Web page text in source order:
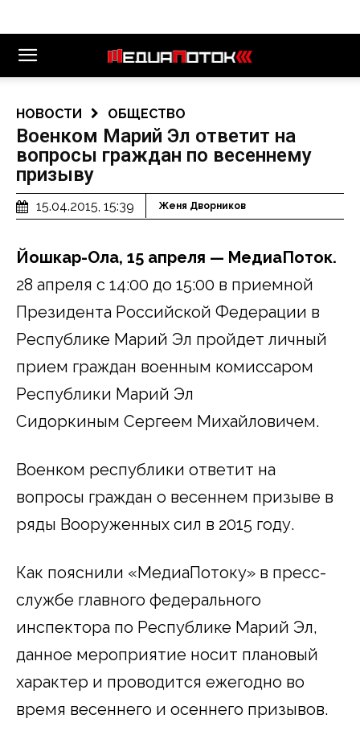
НОВОСТИ ОБЩЕСТВО
Военком Марий Эл ответит на
вопросы граждан по весеннему
призыву
15.04.2015, 15:39 Женя Дворников
Йошкар-Ола, 15 апреля — МедиаПоток.
28 апреля с 14:00 до 15:00 в приемной
Президента Российской Федерации в
Республике Марий Эл пройдет личный
прием граждан военным комиссаром
Республики Марий Эл
Сидоркиным Сергеем Михайловичем.
Военком республики ответит на
вопросы граждан о весеннем призыве в
ряды Вооруженных сил в 2015 году.
Как пояснили «МедиаПотоку» в пресс-
службе главного федерального
инспектора по Республике Марий Эл,
данное мероприятие носит плановый
характер и проводится ежегодно во
время весеннего и осеннего призывов.